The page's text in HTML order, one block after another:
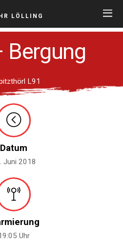
LÖLLING
Bergung
L91
Datum
Juni 2018
Uhr